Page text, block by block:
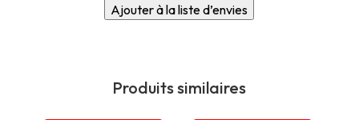
Ajouter à la liste d’envies
Produits similaires